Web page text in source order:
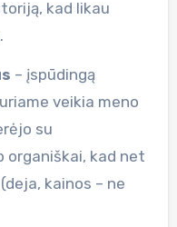
kad likau
– įspūdingą
veikia meno
su
kad net
kainos – ne